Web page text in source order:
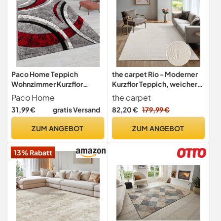
Paco Home Teppich
Wohnzimmer Kurzflor
Vintage Handgearbeiteter
Konturenschnitt 3D Optik,
Grösse:80x150 cm,
Paco Home
31,99 € gratis Versand
ZUM ANGEBOT
the carpet Rio - Moderner
Kurzflor Teppich, weicher
und pflegeleichter Anti-
Rutsch-Teppich mit 3D-
Optik, robust, für
Schlafzimmer, Creme, 200
the carpet
82,20 € 179,99 €
ZUM ANGEBOT
13% Rabatt